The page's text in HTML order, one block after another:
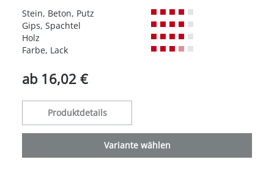
Stein, Beton, Putz
Gips, Spachtel
Holz
Farbe, Lack
ab 16,02 €
Produktdetails
Variante wählen